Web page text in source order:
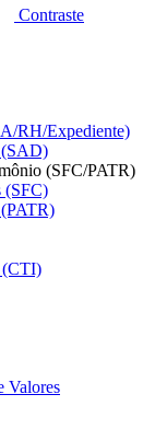
Contraste
RH/Expediente)
(SAD)
(SFC/PATR)
(SFC)
(CTI)
Valores